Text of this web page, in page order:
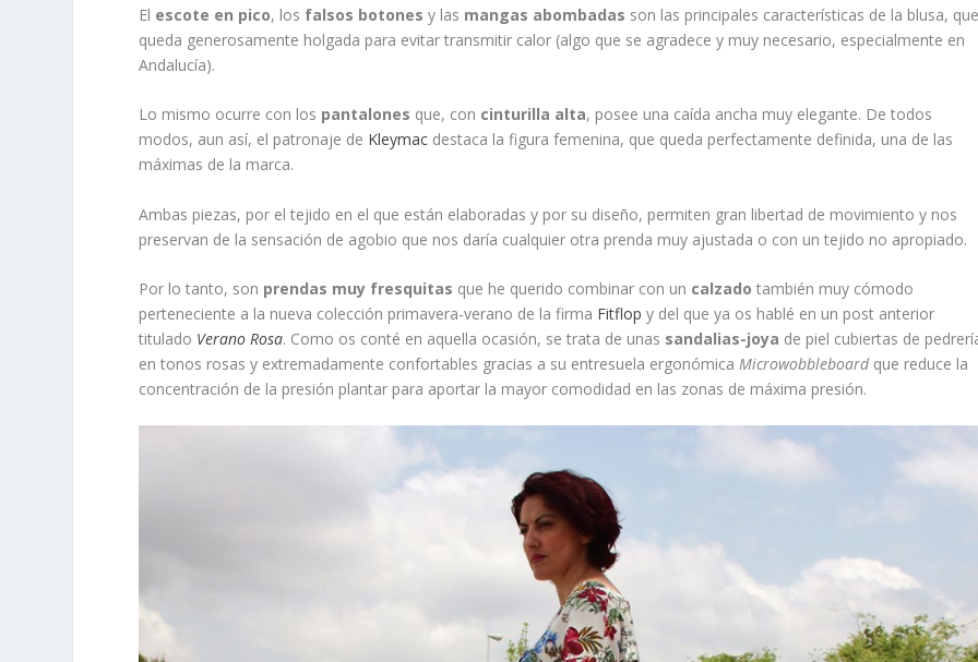
El escote en pico, los falsos botones y las mangas abombadas son las principales características de la blusa,
queda generosamente holgada para evitar transmitir calor (algo que se agradece y muy necesario, especialmente en
Andalucía).
Lo mismo ocurre con los pantalones que, con cinturilla alta, posee una caída ancha muy elegante. De todos
modos, aun así, el patronaje de Kleymac destaca la figura femenina, que queda perfectamente definida, una de las
máximas de la marca.
Ambas piezas, por el tejido en el que están elaboradas y por su diseño, permiten gran libertad de movimiento y nos
preservan de la sensación de agobio que nos daría cualquier otra prenda muy ajustada o con un tejido no apropiado.
Por lo tanto, son prendas muy fresquitas que he querido combinar con un calzado también muy cómodo
perteneciente a la nueva colección primavera-verano de la firma Fitflop y del que ya os hablé en un post anterior
titulado Verano Rosa. Como os conté en aquella ocasión, se trata de unas sandalias-joya de piel cubiertas de
en tonos rosas y extremadamente confortables gracias a su entresuela ergonómicaMicrowobbleboardque reduce la
concentración de la presión plantar para aportar la mayor comodidad en las zonas de máxima presión.